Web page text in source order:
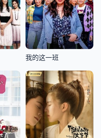
我的这一班